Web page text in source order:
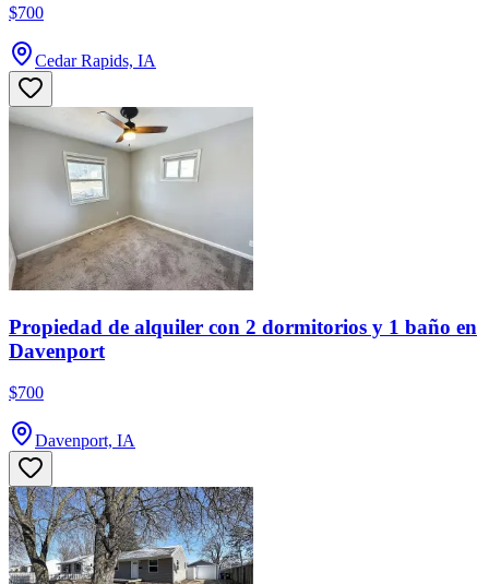
$700
Cedar Rapids, IA
Propiedad de alquiler con 2 dormitorios y 1 baño en
Davenport
$700
Davenport, IA